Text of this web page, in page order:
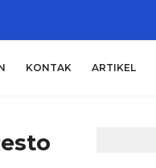
KONTAK ARTIKEL